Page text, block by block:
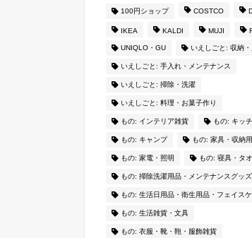
100円ショップ COSTCO
IKEA KALDI MUJI
UNIQLO・GU いえしごと: 収納
いえしごと: 手入れ・メンテナンス
いえしごと: 掃除・洗濯
いえしごと: 料理・お菓子作り
もの: インテリア雑貨 もの: キッ
もの: キャンプ もの: 家具・収納
もの: 家電・照明 もの: 寝具・タ
もの: 掃除洗濯用品・メンテナンスグッズ
もの: 生活日用品・衛生用品・フェイス
もの: 生活雑貨・文具
もの: 衣服・靴・鞄・服飾雑貨